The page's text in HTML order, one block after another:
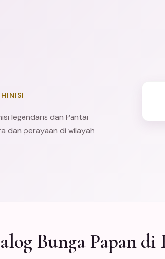
legendaris dan Pantai
dan perayaan di wilayah
Bunga Papan di